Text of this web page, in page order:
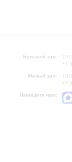
Большой зал:
+7
Малый зал:
+7
Напишите нам: